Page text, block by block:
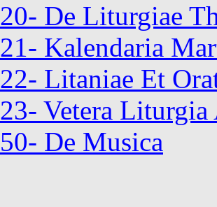
20- De Liturgiae
21- Kalendaria
22- Litaniae Et
23- Vetera Liturgia
50- De Musica